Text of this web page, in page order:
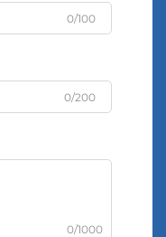
0/100
0/200
0/1000